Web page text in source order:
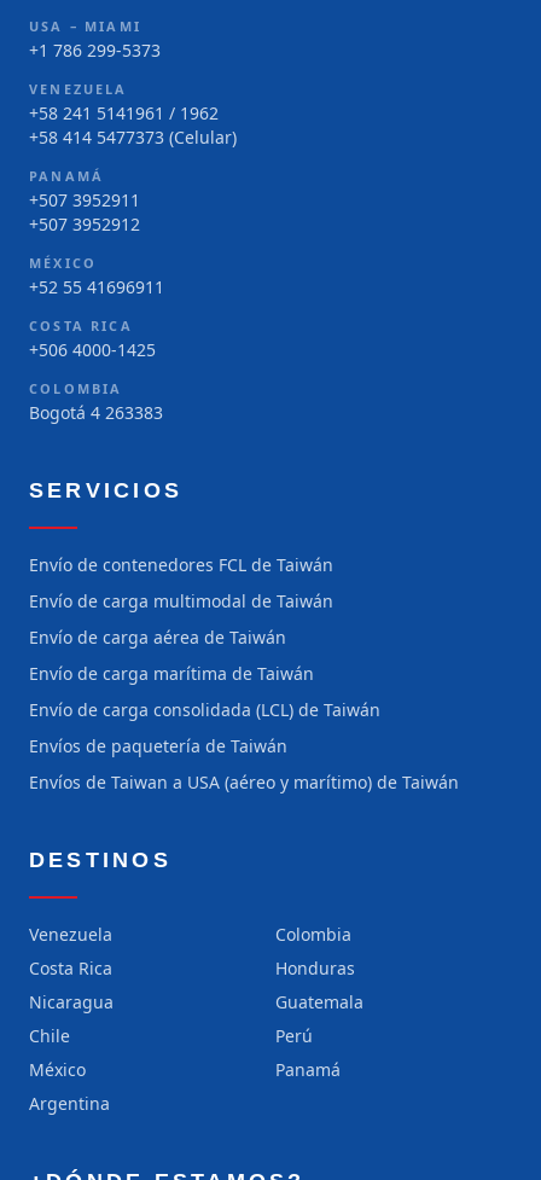
USA – MIAMI
+1 786 299-5373
VENEZUELA
+58 241 5141961 / 1962
+58 414 5477373 (Celular)
PANAMÁ
+507 3952911
+507 3952912
MÉXICO
+52 55 41696911
COSTA RICA
+506 4000-1425
COLOMBIA
Bogotá 4 263383
SERVICIOS
Envío de contenedores FCL de Taiwán
Envío de carga multimodal de Taiwán
Envío de carga aérea de Taiwán
Envío de carga marítima de Taiwán
Envío de carga consolidada (LCL) de Taiwán
Envíos de paquetería de Taiwán
Envíos de Taiwan a USA (aéreo y marítimo) de Taiwán
DESTINOS
Venezuela
Colombia
Costa Rica
Honduras
Nicaragua
Guatemala
Chile
Perú
México
Panamá
Argentina